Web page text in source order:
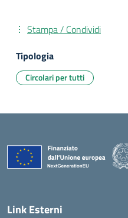
Stampa / Condividi
Tipologia
Circolari per tutti
Link Esterni